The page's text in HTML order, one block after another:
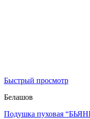
Быстрый просмотр
Белашов
Подушка пуховая